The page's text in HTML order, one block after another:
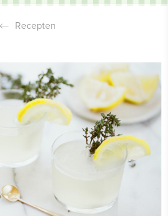
Recepten